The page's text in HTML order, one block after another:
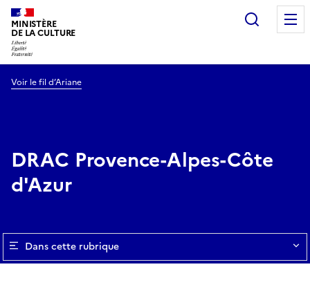
MINISTÈRE
DE LA CULTURE
Voir le fil d’Ariane
DRAC Provence-Alpes-Côte
d'Azur
Dans cette rubrique